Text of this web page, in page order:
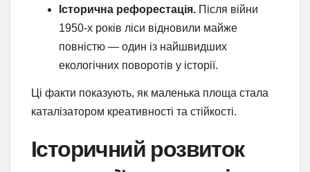
Історична рефорестація. Після війни
1950-х років ліси відновили майже
повністю — один із найшвидших
екологічних поворотів у історії.
Ці факти показують, як маленька площа стала
каталізатором креативності та стійкості.
Історичний розвиток